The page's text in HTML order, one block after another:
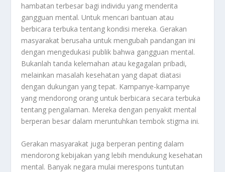
hambatan terbesar bagi individu yang menderita
gangguan mental. Untuk mencari bantuan atau
berbicara terbuka tentang kondisi mereka. Gerakan
masyarakat berusaha untuk mengubah pandangan ini
dengan mengedukasi publik bahwa gangguan mental.
Bukanlah tanda kelemahan atau kegagalan pribadi,
melainkan masalah kesehatan yang dapat diatasi
dengan dukungan yang tepat. Kampanye-kampanye
yang mendorong orang untuk berbicara secara terbuka
tentang pengalaman. Mereka dengan penyakit mental
berperan besar dalam meruntuhkan tembok stigma ini.
Gerakan masyarakat juga berperan penting dalam
mendorong kebijakan yang lebih mendukung kesehatan
mental. Banyak negara mulai merespons tuntutan